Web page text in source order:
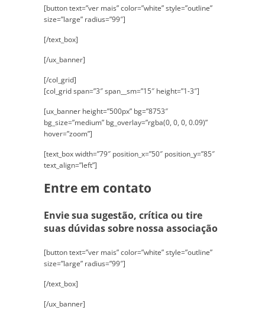
[button text=”ver mais” color=”white” style=”outline”
size=”large” radius=”99″]
[/text_box]
[/ux_banner]
[/col_grid]
[col_grid span=”3″ span__sm=”15″ height=”1-3″]
[ux_banner height=”500px” bg=”8753″
bg_size=”medium” bg_overlay=”rgba(0, 0, 0, 0.09)”
hover=”zoom”]
[text_box width=”79″ position_x=”50″ position_y=”85″
text_align=”left”]
Entre em contato
Envie sua sugestão, crítica ou tire
suas dúvidas sobre nossa associação
[button text=”ver mais” color=”white” style=”outline”
size=”large” radius=”99″]
[/text_box]
[/ux_banner]